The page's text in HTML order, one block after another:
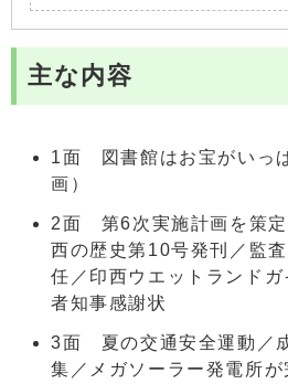
主な内容
1面 図書館はお宝がいっ
画）
2面 第6次実施計画を策定
西の歴史第10号発刊／監
任／印西ウエットランド
者知事感謝状
3面 夏の交通安全運動／
集／メガソーラー発電所